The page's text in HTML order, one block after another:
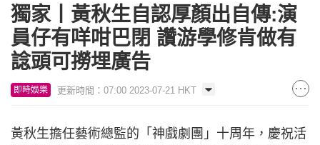
Time
獨家丨黃秋生自認厚顏出自傳:演
員仔有咩咁巴閉 讚游學修肯做有
諗頭可撈埋廣告
即時娛樂 更新時間：07:00 2023-07-21 HKT
黃秋生擔任藝術總監的「神戲劇團」十周年，慶祝活